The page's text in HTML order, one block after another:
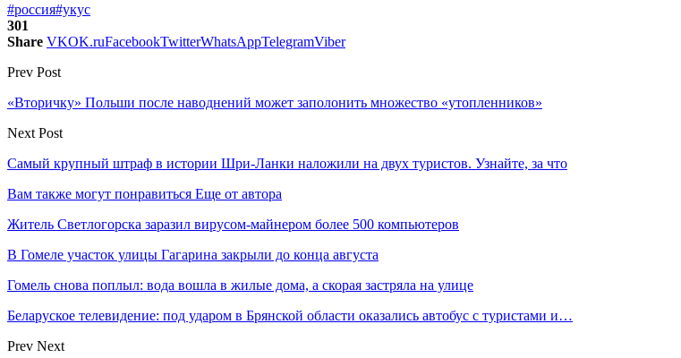
#россия#укус
301
Share VKOK.ruFacebookTwitterWhatsAppTelegramViber
Prev Post
«Вторичку» Польши после наводнений может заполонить множество «утопленников»
Next Post
Самый крупный штраф в истории Шри-Ланки наложили на двух туристов. Узнайте, за что
Вам также могут понравиться Еще от автора
Житель Светлогорска заразил вирусом-майнером более 500 компьютеров
В Гомеле участок улицы Гагарина закрыли до конца августа
Гомель снова поплыл: вода вошла в жилые дома, а скорая застряла на улице
Беларуское телевидение: под ударом в Брянской области оказались автобус с туристами и…
Prev Next